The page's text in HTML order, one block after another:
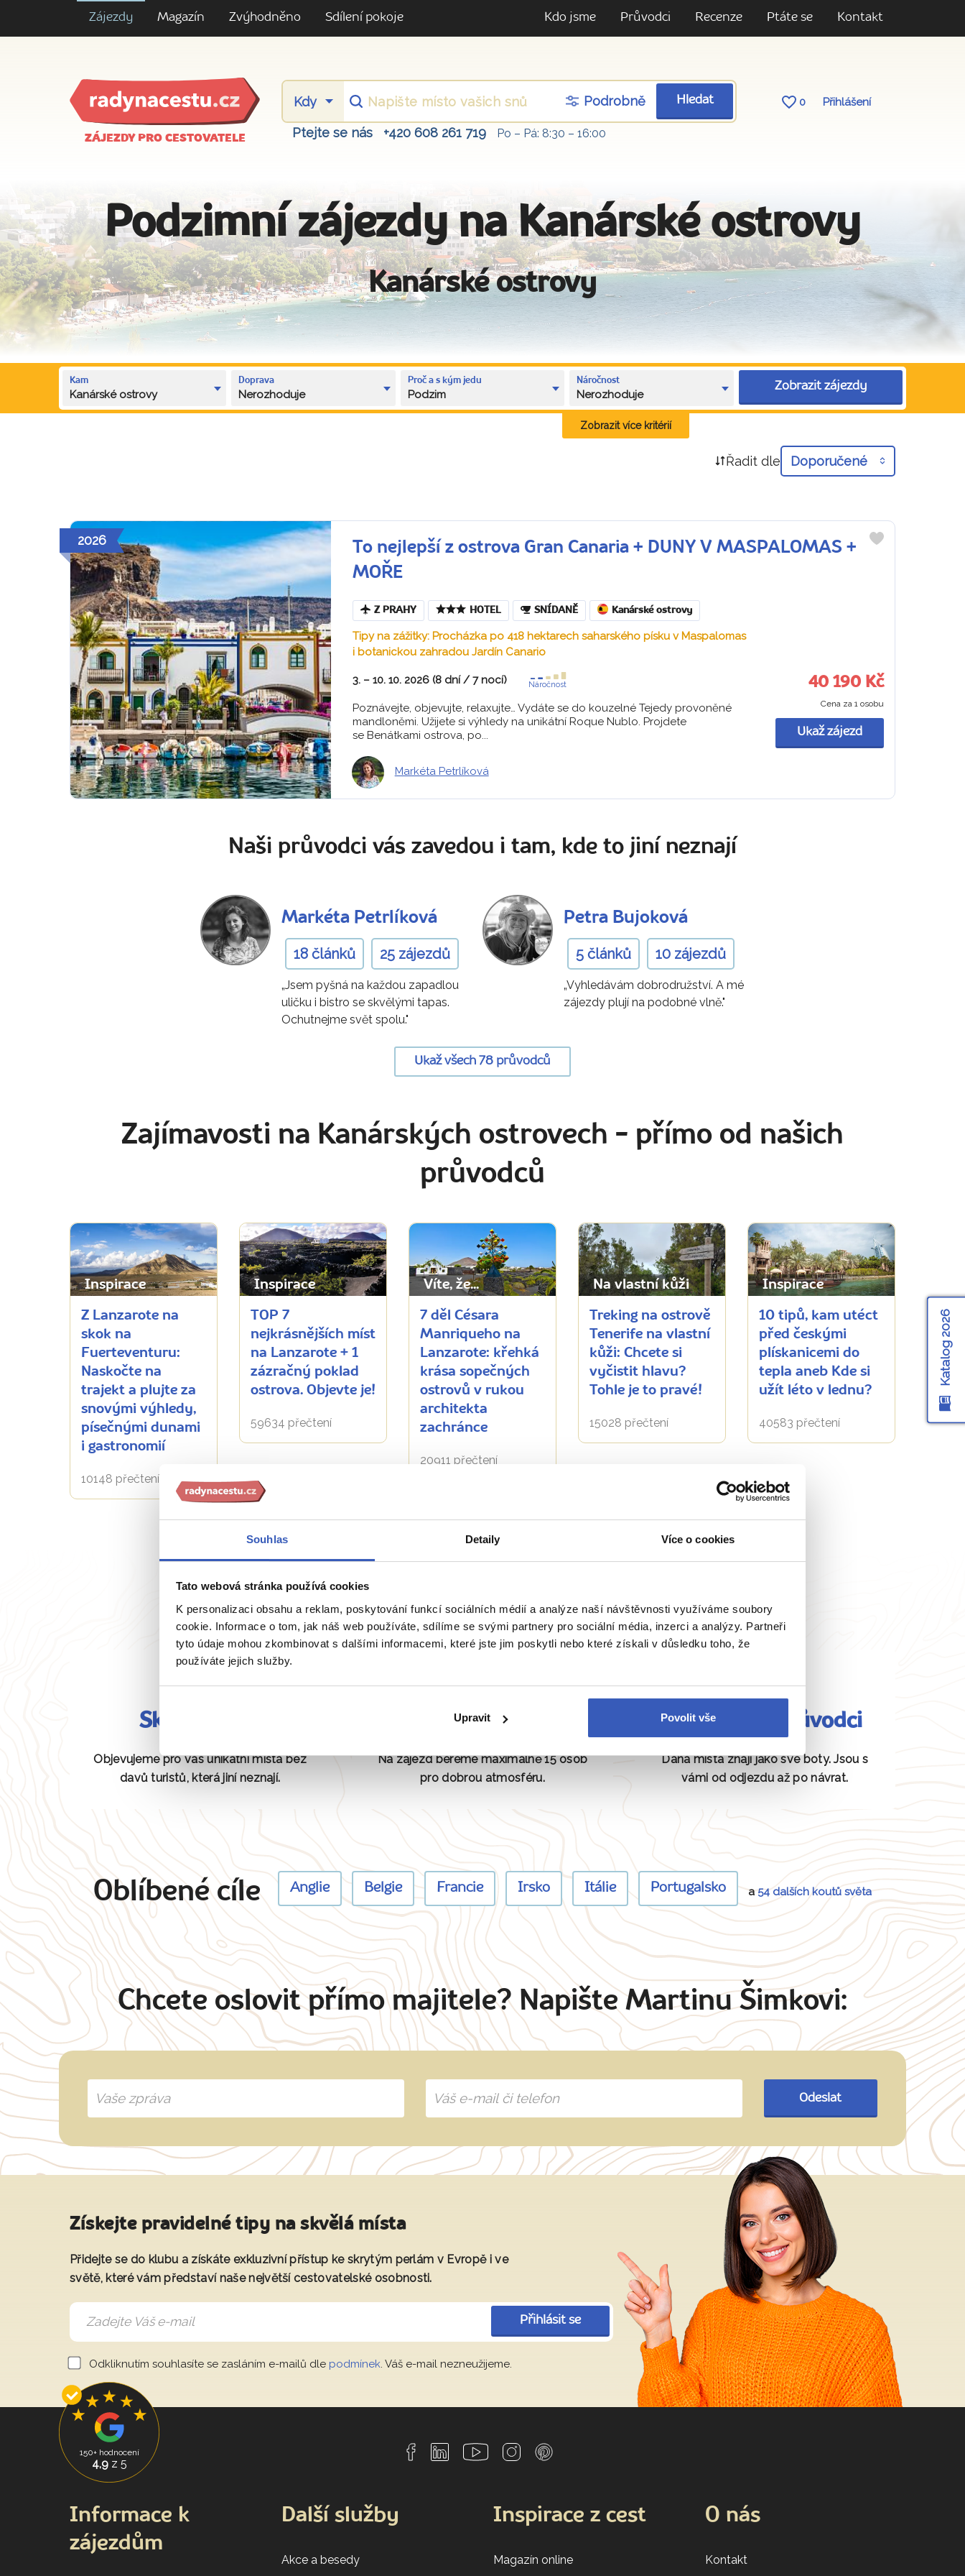
Souhlas Detaily Více o cookies
Tato webová stránka používá cookies
K personalizaci obsahu a reklam, poskytování funkcí sociálních médií a analýze naší návštěvnosti využíváme soubory
cookie. Informace o tom, jak náš web používáte, sdílíme se svými partnery pro sociální média, inzerci a analýzy. Partneři
tyto údaje mohou zkombinovat s dalšími informacemi, které jste jim poskytli nebo které získali v důsledku toho, že
používáte jejich služby.
Upravit Povolit vše
Zájezdy Magazín Zvýhodněno Sdílení pokoje Kdo jsme Průvodci Recenze Ptáte se Kontakt
ZÁJEZDY PRO CESTOVATELE
Podrobně Hledat 0 Přihlášení
Ptejte se nás +420 608 261 719 Po – Pá: 8:30 – 16:00
Podzimní zájezdy na Kanárské ostrovy
Kanárské ostrovy
Kam
Kanárské ostrovy
Doprava
Nerozhoduje
Proč a s kým jedu
Podzim
Náročnost
Nerozhoduje
Zobrazit zájezdy
Zobrazit více kritérií
Řadit dle Doporučené
2026
To nejlepší z ostrova Gran Canaria + DUNY V MASPALOMAS +
MOŘE
Z PRAHY HOTEL SNÍDANĚ Kanárské ostrovy
Tipy na zážitky: Procházka po 418 hektarech saharského písku v Maspalomas
i botanickou zahradou Jardín Canario
3. – 10. 10. 2026 (8 dní / 7 nocí) Náročnost
Poznávejte, objevujte, relaxujte… Vydáte se do kouzelné Tejedy provoněné
mandloněmi. Užijete si výhledy na unikátní Roque Nublo. Projdete
se Benátkami ostrova, po...
Markéta Petrlíková
40 190 Kč
Cena za 1 osobu
Ukaž zájezd
Naši průvodci vás zavedou i tam, kde to jiní neznají
Markéta Petrlíková
18 článků 25 zájezdů
„Jsem pyšná na každou zapadlou
uličku i bistro se skvělými tapas.
Ochutnejme svět spolu."
Petra Bujoková
5 článků 10 zájezdů
„Vyhledávám dobrodružství. A mé
zájezdy plují na podobné vlně."
Ukaž všech 78 průvodců
Zajímavosti na Kanárských ostrovech - přímo od našich
průvodců
Inspirace
Z Lanzarote na
skok na
Fuerteventuru:
Naskočte na
trajekt a plujte za
snovými výhledy,
písečnými dunami
i gastronomií
10148 přečtení
Inspirace
TOP 7
nejkrásnějších míst
na Lanzarote + 1
zázračný poklad
ostrova. Objevte je!
59634 přečtení
Víte, že...
7 děl Césara
Manriqueho na
Lanzarote: křehká
krása sopečných
ostrovů v rukou
architekta
zachránce
20911 přečtení
Na vlastní kůži
Treking na ostrově
Tenerife na vlastní
kůži: Chcete si
vyčistit hlavu?
Tohle je to pravé!
15028 přečtení
Inspirace
10 tipů, kam utéct
před českými
plískanicemi do
tepla aneb Kde si
užít léto v lednu?
40583 přečtení
Zobrazit všechny články o Kanárské ostrovy
Naše péče nezná hranice
Skryté perly
Objevujeme pro vás unikátní místa bez
davů turistů, která jiní neznají.
Žádná masovka
Na zájezd bereme maximálně 15 osob
pro dobrou atmosféru.
Fundovaní průvodci
Daná místa znají jako své boty. Jsou s
vámi od odjezdu až po návrat.
Oblíbené cíle Anglie Belgie Francie Irsko Itálie Portugalsko a54 dalších koutů světa
Chcete oslovit přímo majitele? Napište Martinu Šimkovi:
Odeslat
Získejte pravidelné tipy na skvělá místa
Přidejte se do klubu a získáte exkluzivní přístup ke skrytým perlám v Evropě i ve
světě, které vám představí naše největší cestovatelské osobnosti.
Přihlásit se
Odkliknutím souhlasíte se zasláním e-mailů dle podmínek. Váš e-mail nezneužijeme.
Katalog 2026
150+ hodnocení
4,9z 5
Informace k
zájezdům
Další služby
Akce a besedy
Inspirace z cest
Magazín online
O nás
Kontakt